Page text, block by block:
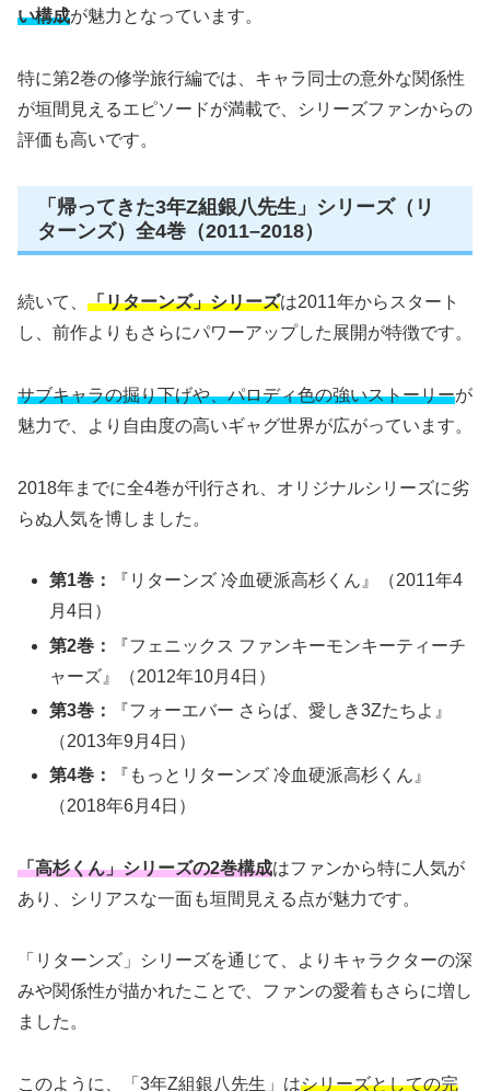
い構成が魅力となっています。
特に第2巻の修学旅行編では、キャラ同士の意外な関係性
が垣間見えるエピソードが満載で、シリーズファンからの
評価も高いです。
「帰ってきた3年Z組銀八先生」シリーズ（リ
ターンズ）全4巻（2011–2018）
続いて、 「リターンズ」シリーズは2011年からスタート
し、前作よりもさらにパワーアップした展開が特徴です。
サブキャラの掘り下げや、パロディ色の強いストーリーが
魅力で、より自由度の高いギャグ世界が広がっています。
2018年までに全4巻が刊行され、オリジナルシリーズに劣
らぬ人気を博しました。
第1巻：
『リターンズ 冷血硬派高杉くん』（2011年4
月4日）
第2巻：
『フェニックス ファンキーモンキーティーチ
ャーズ』（2012年10月4日）
第3巻：
『フォーエバー さらば、愛しき3Zたちよ』
（2013年9月4日）
第4巻：
『もっとリターンズ 冷血硬派高杉くん』
（2018年6月4日）
「高杉くん」シリーズの2巻構成はファンから特に人気が
あり、シリアスな一面も垣間見える点が魅力です。
「リターンズ」シリーズを通じて、よりキャラクターの深
みや関係性が描かれたことで、ファンの愛着もさらに増し
ました。
このように、「3年Z組銀八先生」はシリーズとしての完